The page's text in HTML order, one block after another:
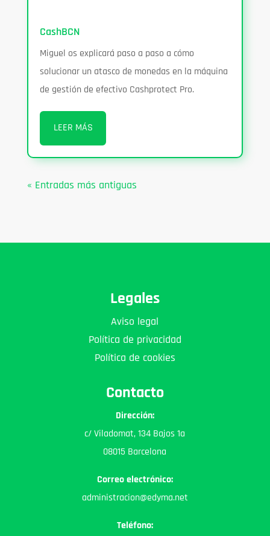
CashBCN
Miguel os explicará paso a paso a cómo
solucionar un atasco de monedas en la máquina
de gestión de efectivo Cashprotect Pro.
LEER MÁS
« Entradas más antiguas
Legales
Aviso legal
Política de privacidad
Política de cookies
Contacto
Dirección:
c/ Viladomat, 134 Bajos 1a
08015 Barcelona
Correo electrónico:
administracion@edyma.net
Teléfono: